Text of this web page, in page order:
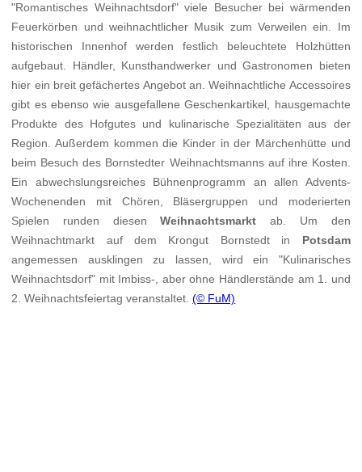
"Romantisches Weihnachtsdorf" viele Besucher bei wärmenden
Feuerkörben und weihnachtlicher Musik zum Verweilen ein. Im
historischen Innenhof werden festlich beleuchtete Holzhütten
aufgebaut. Händler, Kunsthandwerker und Gastronomen bieten
hier ein breit gefächertes Angebot an. Weihnachtliche Accessoires
gibt es ebenso wie ausgefallene Geschenkartikel, hausgemachte
Produkte des Hofgutes und kulinarische Spezialitäten aus der
Region. Außerdem kommen die Kinder in der Märchenhütte und
beim Besuch des Bornstedter Weihnachtsmanns auf ihre Kosten.
Ein abwechslungsreiches Bühnenprogramm an allen Advents-
Wochenenden mit Chören, Bläsergruppen und moderierten
Spielen runden diesenWeihnachtsmarkt ab. Um den
Weihnachtmarkt auf dem Krongut Bornstedt in Potsdam
angemessen ausklingen zu lassen, wird ein "Kulinarisches
Weihnachtsdorf" mit Imbiss-, aber ohne Händlerstände am 1. und
2. Weihnachtsfeiertag veranstaltet.(© FuM)